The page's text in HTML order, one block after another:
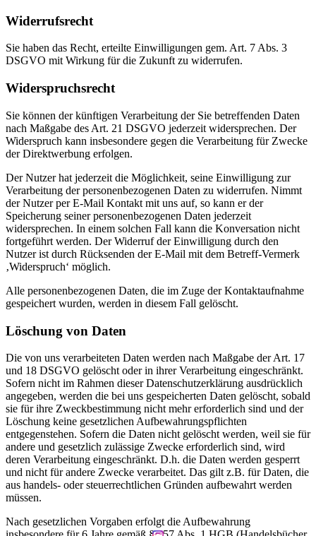
Widerrufsrecht
Sie haben das Recht, erteilte Einwilligungen gem. Art. 7 Abs. 3
DSGVO mit Wirkung für die Zukunft zu widerrufen.
Widerspruchsrecht
Sie können der künftigen Verarbeitung der Sie betreffenden Daten
nach Maßgabe des Art. 21 DSGVO jederzeit widersprechen. Der
Widerspruch kann insbesondere gegen die Verarbeitung für Zwecke
der Direktwerbung erfolgen.
Der Nutzer hat jederzeit die Möglichkeit, seine Einwilligung zur
Verarbeitung der personenbezogenen Daten zu widerrufen. Nimmt
der Nutzer per E-Mail Kontakt mit uns auf, so kann er der
Speicherung seiner personenbezogenen Daten jederzeit
widersprechen. In einem solchen Fall kann die Konversation nicht
fortgeführt werden. Der Widerruf der Einwilligung durch den
Nutzer ist durch Rücksenden der E-Mail mit dem Betreff-Vermerk
‚Widerspruch‘ möglich.
Alle personenbezogenen Daten, die im Zuge der Kontaktaufnahme
gespeichert wurden, werden in diesem Fall gelöscht.
Löschung von Daten
Die von uns verarbeiteten Daten werden nach Maßgabe der Art. 17
und 18 DSGVO gelöscht oder in ihrer Verarbeitung eingeschränkt.
Sofern nicht im Rahmen dieser Datenschutzerklärung ausdrücklich
angegeben, werden die bei uns gespeicherten Daten gelöscht, sobald
sie für ihre Zweckbestimmung nicht mehr erforderlich sind und der
Löschung keine gesetzlichen Aufbewahrungspflichten
entgegenstehen. Sofern die Daten nicht gelöscht werden, weil sie für
andere und gesetzlich zulässige Zwecke erforderlich sind, wird
deren Verarbeitung eingeschränkt. D.h. die Daten werden gesperrt
und nicht für andere Zwecke verarbeitet. Das gilt z.B. für Daten, die
aus handels- oder steuerrechtlichen Gründen aufbewahrt werden
müssen.
Nach gesetzlichen Vorgaben erfolgt die Aufbewahrung